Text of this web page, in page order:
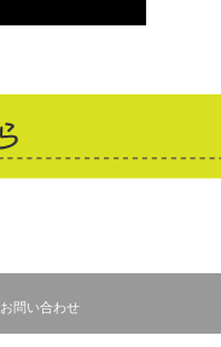
お問い合わせ